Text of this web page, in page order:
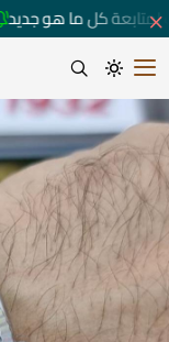
كل ما هو جديد